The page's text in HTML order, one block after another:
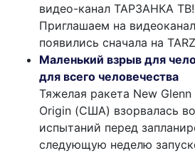
видео-канал ТАРЗАНКА
Приглашаем на
появились сначала на
Маленький взрыв для
для всего человечества
Тяжелая ракета New
Origin (США) взорвалась
испытаний перед
следующую неделю